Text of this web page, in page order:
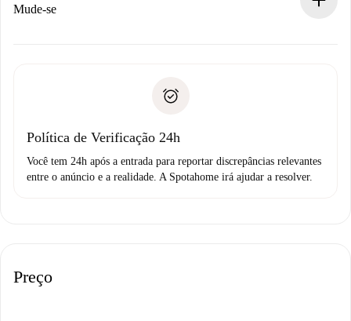
Se recusada: não cobraremos nada e ofereceremos
Débito direto bancário
Mude-se
não comunicar nenhum problema.
Política de Verificação 24h
Você tem 24h após a entrada para reportar discrepâncias relevantes
entre o anúncio e a realidade. A Spotahome irá ajudar a resolver.
Preço